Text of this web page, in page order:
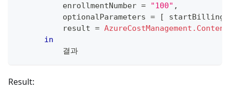
          enrollmentNumber
= "100" ,
          optionalParameters
= [
          result
=
in
          결과
Result: